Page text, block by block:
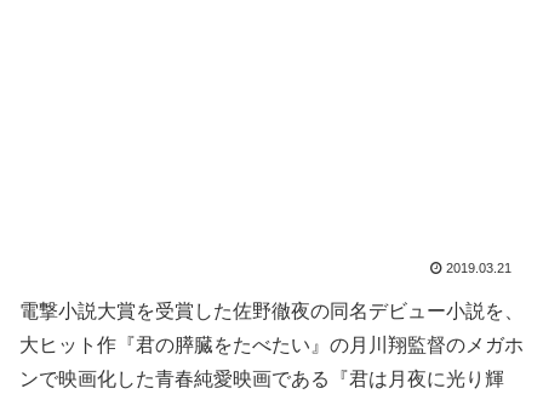
2019.03.21
電撃小説大賞を受賞した佐野徹夜の同名デビュー小説を、
大ヒット作『君の膵臓をたべたい』の月川翔監督のメガホ
ンで映画化した青春純愛映画である『君は月夜に光り輝